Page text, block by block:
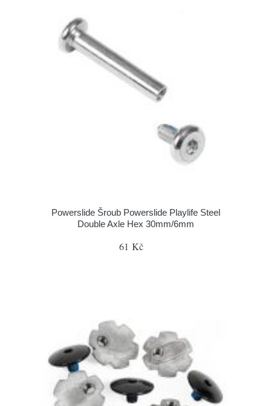
Powerslide Šroub Powerslide Playlife Steel
Double Axle Hex 30mm/6mm
61 Kč